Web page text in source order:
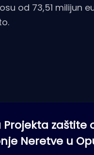
od 73,51 milijun
Projekta
Neretve u